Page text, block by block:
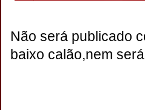
Não será publicado
baixo calão,nem